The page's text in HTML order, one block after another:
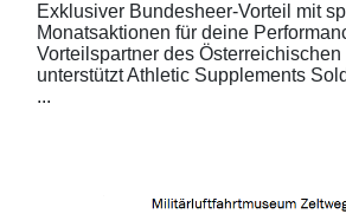
Exklusiver Bundesheer-Vorteil mit
Monatsaktionen für deine
Vorteilspartner des
unterstützt Athletic Supplements
...